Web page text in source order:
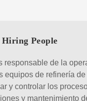
People
responsable de la
equipos de refinería
y controlar los
y mantenimiento